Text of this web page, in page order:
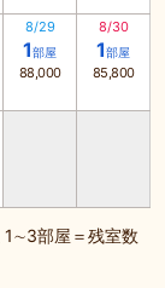
8/29
1部屋
88,000
8/30
1部屋
85,800
部屋＝残室数